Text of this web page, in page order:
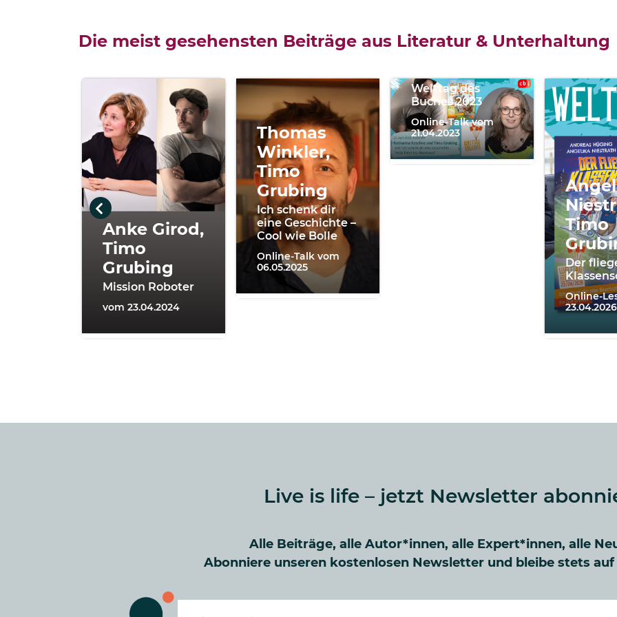
Die meist gesehensten Beiträge aus Literatur & Unterhaltung
Anke Girod,
Timo
Grubing
Mission Roboter
vom 23.04.2024
Thomas
Winkler,
Timo
Grubing
Ich schenk dir
eine Geschichte –
Cool wie Bolle
Online-Talk vom
06.05.2025
Reschke,
Timo
Welttag des
Buches 2023
Online-Talk vom
21.04.2023
Timo
Der
Online-
23.04.2026
Live is life – jetzt Newsletter
Alle Beiträge, alle Autor*innen, alle Expert*innen, alle
Abonniere unseren kostenlosen Newsletter und bleibe stets